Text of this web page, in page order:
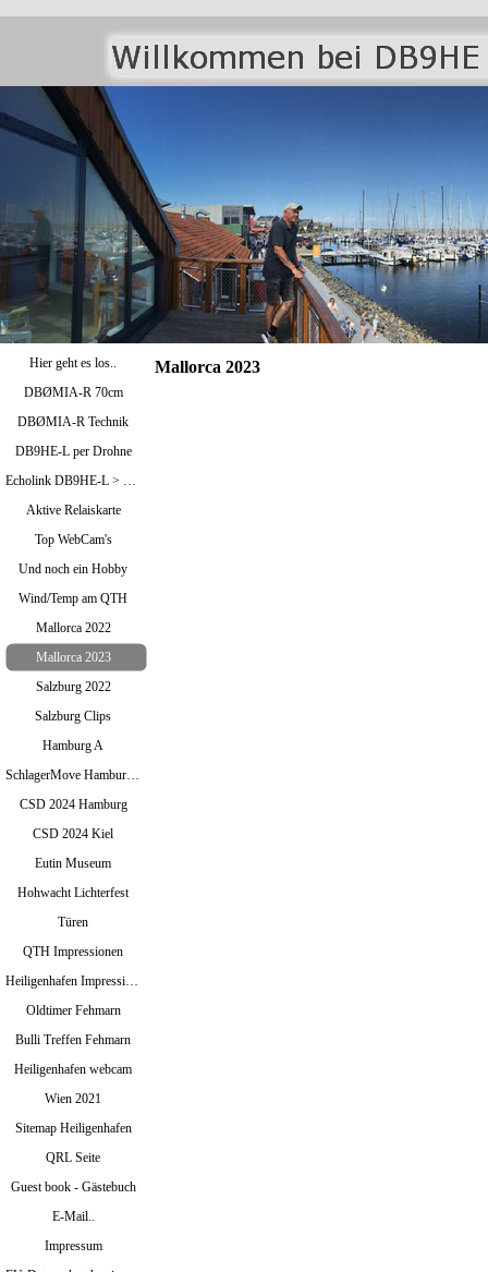
Hier geht es los..
DBØMIA-R 70cm
DBØMIA-R Technik
DB9HE-L per Drohne
Echolink DB9HE-L > Bild oben / DBØMIA-R >Bild unten
Aktive Relaiskarte
Top WebCam's
Und noch ein Hobby
Wind/Temp am QTH
Mallorca 2022
Mallorca 2023
Salzburg 2022
Salzburg Clips
Hamburg A
SchlagerMove Hamburg 2024
CSD 2024 Hamburg
CSD 2024 Kiel
Eutin Museum
Hohwacht Lichterfest
Türen
QTH Impressionen
Heiligenhafen Impressionen
Oldtimer Fehmarn
Bulli Treffen Fehmarn
Heiligenhafen webcam
Wien 2021
Sitemap Heiligenhafen
QRL Seite
Guest book - Gästebuch
E-Mail..
Impressum
Mallorca 2023